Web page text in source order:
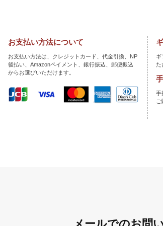
お支払い方法について
お支払い方法は、クレジットカード、代金引換、NP
後払い、Amazonペイメント、銀行振込、郵便振込
からお選びいただけます。
ギ
た
手
ご